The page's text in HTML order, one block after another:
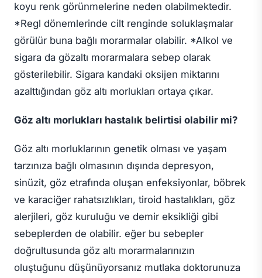
koyu renk görünmelerine neden olabilmektedir.
*Regl dönemlerinde cilt renginde soluklaşmalar
görülür buna bağlı morarmalar olabilir. *Alkol ve
sigara da gözaltı morarmalara sebep olarak
gösterilebilir. Sigara kandaki oksijen miktarını
azalttığından göz altı morlukları ortaya çıkar.
Göz altı morlukları hastalık belirtisi olabilir mi?
Göz altı morluklarının genetik olması ve yaşam
tarzınıza bağlı olmasının dışında depresyon,
sinüzit, göz etrafında oluşan enfeksiyonlar, böbrek
ve karaciğer rahatsızlıkları, tiroid hastalıkları, göz
alerjileri, göz kuruluğu ve demir eksikliği gibi
sebeplerden de olabilir. eğer bu sebepler
doğrultusunda göz altı morarmalarınızın
oluştuğunu düşünüyorsanız mutlaka doktorunuza